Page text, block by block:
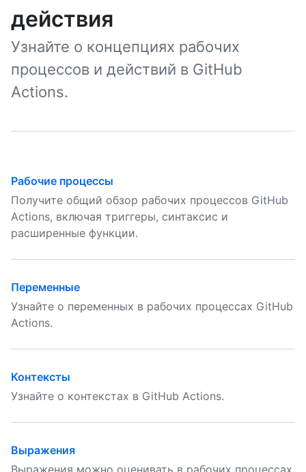
действия
Узнайте о концепциях рабочих
процессов и действий в GitHub
Actions.
Рабочие процессы
Получите общий обзор рабочих процессов GitHub
Actions, включая триггеры, синтаксис и
расширенные функции.
Переменные
Узнайте о переменных в рабочих процессах GitHub
Actions.
Контексты
Узнайте о контекстах в GitHub Actions.
Выражения
Выражения можно оценивать в рабочих процессах